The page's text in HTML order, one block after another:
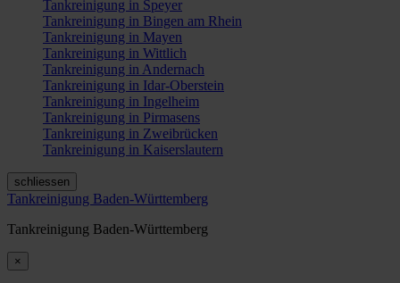
Tankreinigung in Speyer
Tankreinigung in Bingen am Rhein
Tankreinigung in Mayen
Tankreinigung in Wittlich
Tankreinigung in Andernach
Tankreinigung in Idar-Oberstein
Tankreinigung in Ingelheim
Tankreinigung in Pirmasens
Tankreinigung in Zweibrücken
Tankreinigung in Kaiserslautern
schliessen
Tankreinigung Baden-Württemberg
Tankreinigung Baden-Württemberg
×